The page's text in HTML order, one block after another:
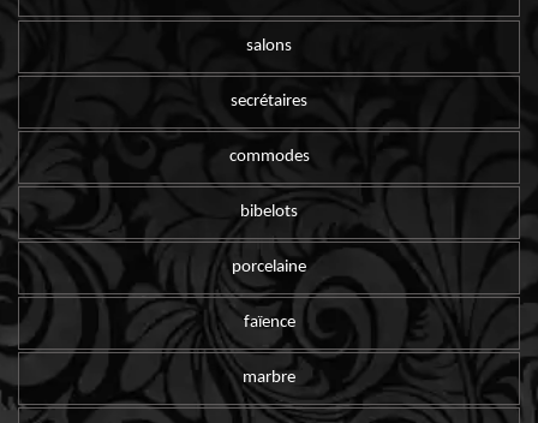
salons
secrétaires
commodes
bibelots
porcelaine
faïence
marbre